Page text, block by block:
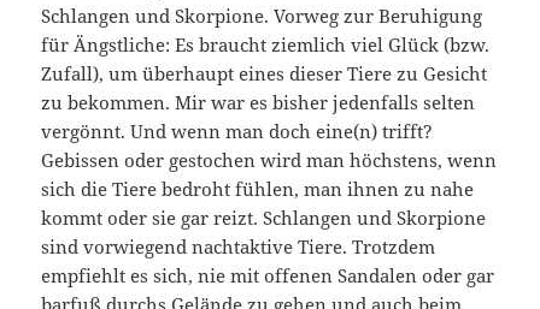
Schlangen und Skorpione. Vorweg zur Beruhigung
für Ängstliche: Es braucht ziemlich viel Glück (bzw.
Zufall), um überhaupt eines dieser Tiere zu Gesicht
zu bekommen. Mir war es bisher jedenfalls selten
vergönnt. Und wenn man doch eine(n) trifft?
Gebissen oder gestochen wird man höchstens, wenn
sich die Tiere bedroht fühlen, man ihnen zu nahe
kommt oder sie gar reizt. Schlangen und Skorpione
sind vorwiegend nachtaktive Tiere. Trotzdem
empfiehlt es sich, nie mit offenen Sandalen oder gar
barfuß durchs Gelände zu gehen und auch beim